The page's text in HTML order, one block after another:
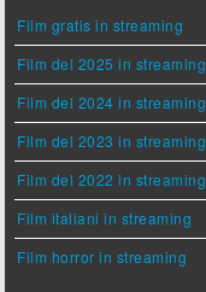
Film gratis in streaming
Film del 2025 in streaming
Film del 2024 in streaming
Film del 2023 in streaming
Film del 2022 in streaming
Film italiani in streaming
Film horror in streaming